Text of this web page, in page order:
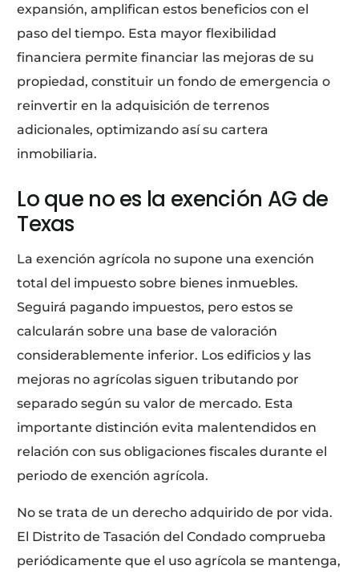
expansión, amplifican estos beneficios con el
paso del tiempo. Esta mayor flexibilidad
financiera permite financiar las mejoras de su
propiedad, constituir un fondo de emergencia o
reinvertir en la adquisición de terrenos
adicionales, optimizando así su cartera
inmobiliaria.
Lo que no es la exención AG de
Texas
La exención agrícola no supone una exención
total del impuesto sobre bienes inmuebles.
Seguirá pagando impuestos, pero estos se
calcularán sobre una base de valoración
considerablemente inferior. Los edificios y las
mejoras no agrícolas siguen tributando por
separado según su valor de mercado. Esta
importante distinción evita malentendidos en
relación con sus obligaciones fiscales durante el
periodo de exención agrícola.
No se trata de un derecho adquirido de por vida.
El Distrito de Tasación del Condado comprueba
periódicamente que el uso agrícola se mantenga,